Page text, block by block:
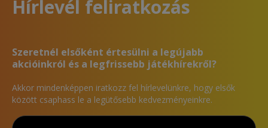
Hírlevél feliratkozás
Szeretnél elsőként értesülni a legújabb
akcióinkról és a legfrissebb játékhírekről?
Akkor mindenképpen iratkozz fel hírlevelünkre, hogy elsők
között csaphass le a legütősebb kedvezményeinkre.